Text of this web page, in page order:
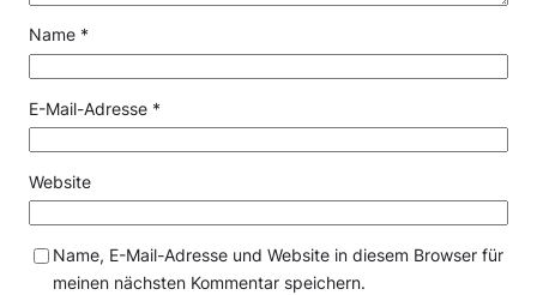
Name *
E-Mail-Adresse *
Website
Name, E-Mail-Adresse und Website in diesem Browser für
meinen nächsten Kommentar speichern.